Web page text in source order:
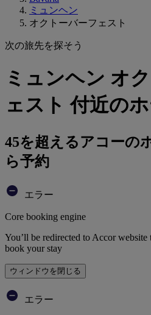
ミュンヘン
オクトーバーフェスト
次の旅先を探そう
ミュンヘン オ
ェスト 付近の
45を超えるアコーの
ら予約
エラー
Core booking engine
You’ll be redirected to Accor
book your stay
ウィンドウを閉じる
エラー